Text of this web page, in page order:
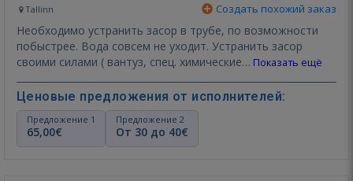
Tallinn Создать похожий заказ
Необходимо устранить засор в трубе, по возможности
побыстрее. Вода совсем не уходит. Устранить засор
своими силами ( вантуз, спец. химические… Показать ещё
Ценовые предложения от исполнителей:
Предложение 1
65,00€
Предложение 2
От 30 до 40€